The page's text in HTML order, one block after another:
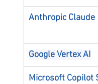
Anthropic Claude
Google Vertex AI
Microsoft Copilot